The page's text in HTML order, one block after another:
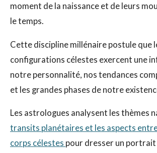
moment de la naissance et de leurs
le temps.
Cette discipline millénaire postule que
configurations célestes exercent une
notre personnalité, nos tendances
et les grandes phases de notre
Les astrologues analysent les thèmes
transits planétaires et les aspects
corps célestes pour dresser un